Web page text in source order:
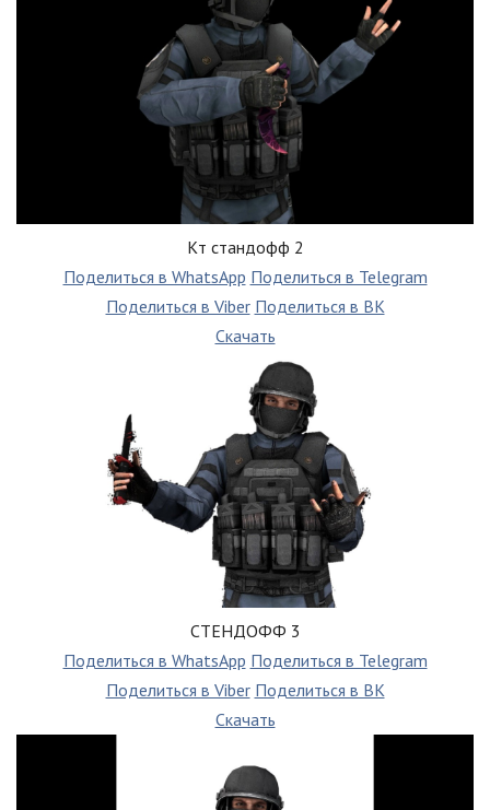
Кт стандофф 2
Поделиться в WhatsApp Поделиться в Telegram
Поделиться в Viber Поделиться в ВК
Скачать
СТЕНДОФФ 3
Поделиться в WhatsApp Поделиться в Telegram
Поделиться в Viber Поделиться в ВК
Скачать